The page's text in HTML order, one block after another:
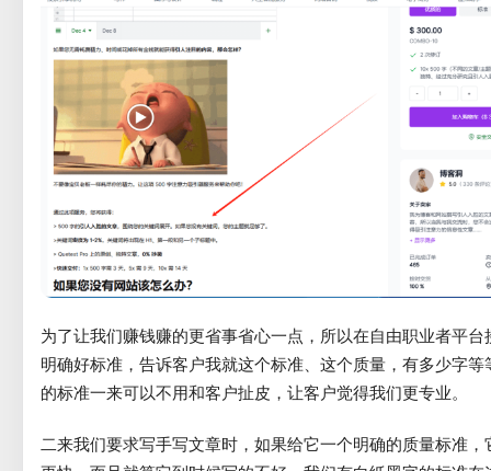
为了让我们赚钱赚的更省事省心一点，所以在自由职业者平台
明确好标准，告诉客户我就这个标准、这个质量，有多少字等
的标准一来可以不用和客户扯皮，让客户觉得我们更专业。
二来我们要求写手写文章时，如果给它一个明确的质量标准，